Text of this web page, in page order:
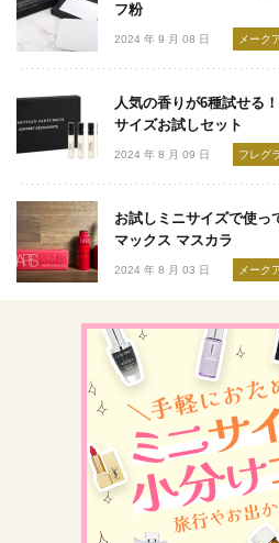
フ粉
2024 年 9 月 08 日 メーク
人気の香りが6種試せる
サイズお試しセット
2024 年 8 月 09 日 フレグ
お試しミニサイズで使っ
マックス マスカラ
2024 年 8 月 03 日 メーク